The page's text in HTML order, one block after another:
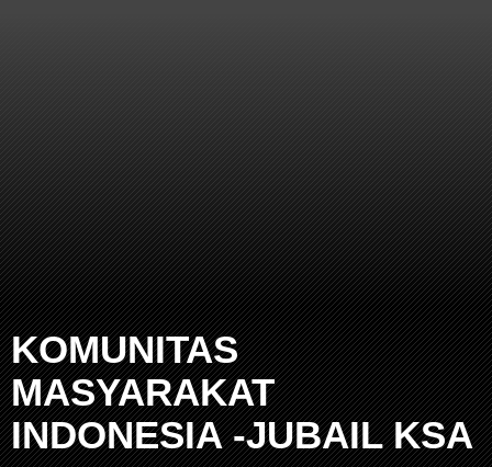
KOMUNITAS
MASYARAKAT
INDONESIA -JUBAIL KSA